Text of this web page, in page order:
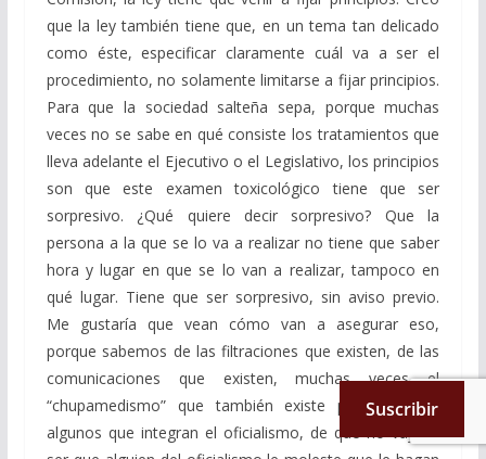
que la ley también tiene que, en un tema tan delicado
como éste, especificar claramente cuál va a ser el
procedimiento, no solamente limitarse a fijar principios.
Para que la sociedad salteña sepa, porque muchas
veces no se sabe en qué consiste los tratamientos que
lleva adelante el Ejecutivo o el Legislativo, los principios
son que este examen toxicológico tiene que ser
sorpresivo. ¿Qué quiere decir sorpresivo? Que la
persona a la que se lo va a realizar no tiene que saber
hora y lugar en que se lo van a realizar, tampoco en
qué lugar. Tiene que ser sorpresivo, sin aviso previo.
Me gustaría que vean cómo van a asegurar eso,
porque sabemos de las filtraciones que existen, de las
comunicaciones que existen, muchas veces el
“chupamedismo” que también existe por parte de
algunos que integran el oficialismo, de que no vaya a
Suscribir